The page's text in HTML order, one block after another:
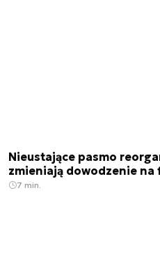
Nieustające pasmo
zmieniają dowodzenie na
7 min.